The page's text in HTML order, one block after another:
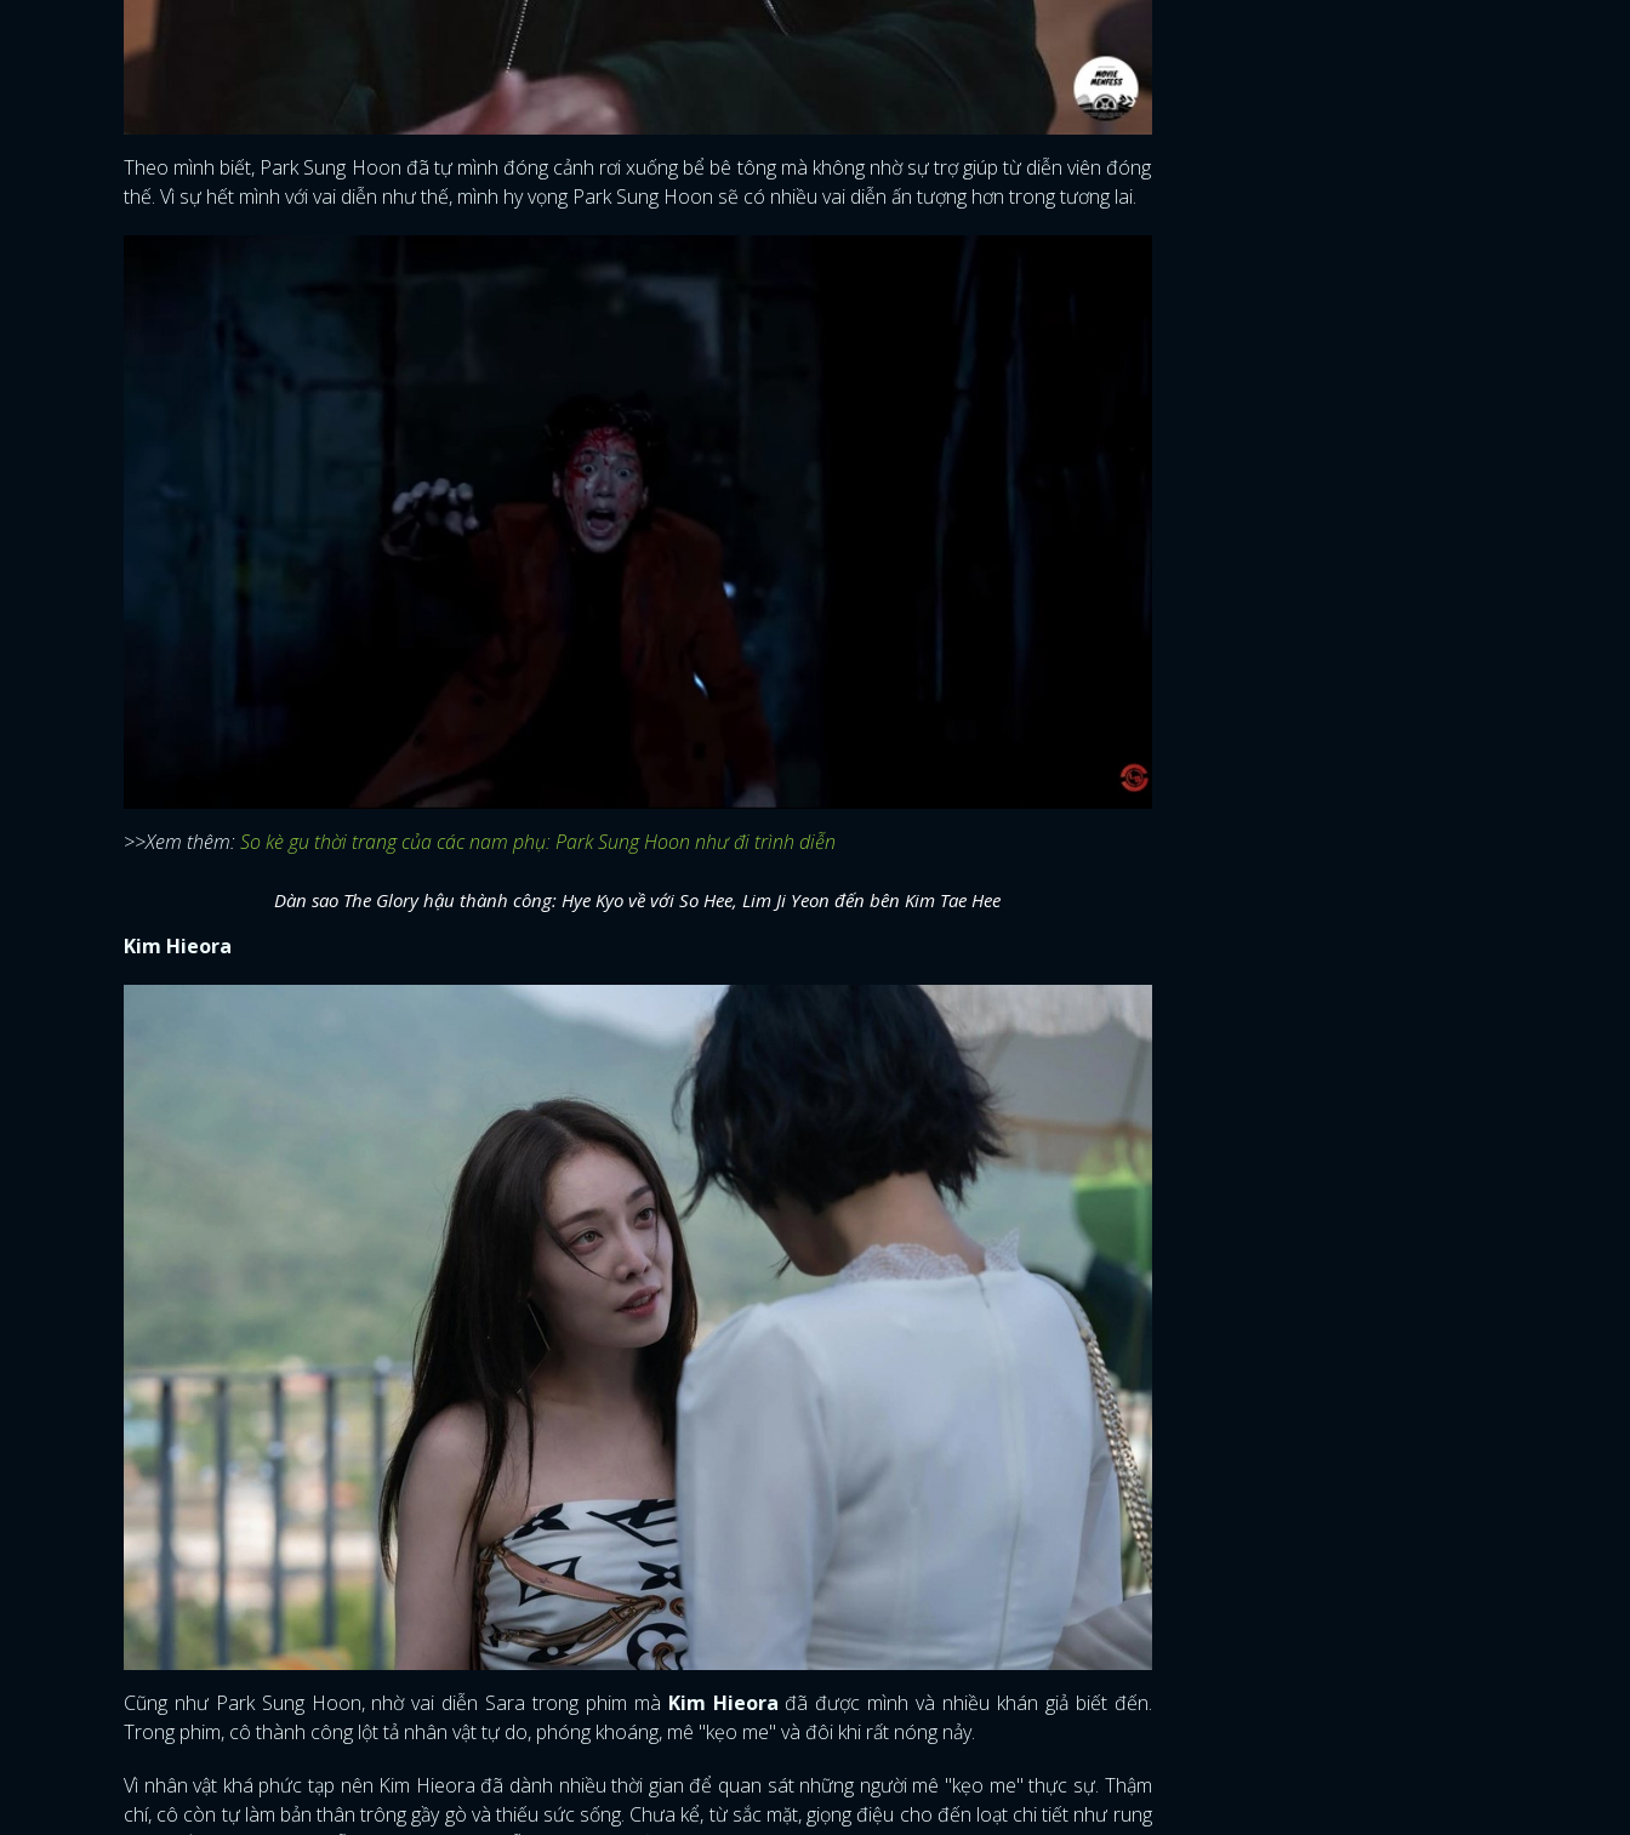
ĐĂNG NHẬP
Theo mình biết, Park Sung Hoon đã tự mình đóng cảnh rơi xuống bể bê tông mà không nhờ sự trợ giúp từ diễn viên đóng
thế. Vì sự hết mình với vai diễn như thế, mình hy vọng Park Sung Hoon sẽ có nhiều vai diễn ấn tượng hơn trong tương lai.
>>Xem thêm:So kè gu thời trang của các nam phụ: Park Sung Hoon như đi trình diễn
Dàn sao The Glory hậu thành công: Hye Kyo về với So Hee, Lim Ji Yeon đến bên Kim Tae Hee
Kim Hieora
Cũng như Park Sung Hoon, nhờ vai diễn Sara trong phim mà Kim Hieora đã được mình và nhiều khán giả biết đến.
Trong phim, cô thành công lột tả nhân vật tự do, phóng khoáng, mê "kẹo me" và đôi khi rất nóng nảy.
Vì nhân vật khá phức tạp nên Kim Hieora đã dành nhiều thời gian để quan sát những người mê "kẹo me" thực sự. Thậm
chí, cô còn tự làm bản thân trông gầy gò và thiếu sức sống. Chưa kể, từ sắc mặt, giọng điệu cho đến loạt chi tiết như rung